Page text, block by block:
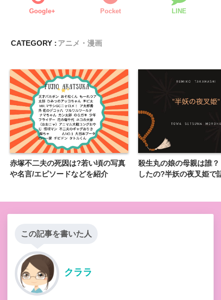
Google+ Pocket LINE
CATEGORY : アニメ・漫画
赤塚不二夫の死因は?若い頃の写真
や名言/エピソードなどを紹介
殺生丸の娘の母親は誰
したの?半妖の夜叉姫で
この記事を書いた人
クララ